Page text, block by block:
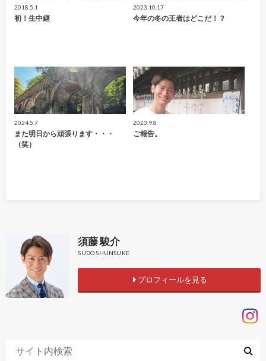
2018.5.1
初！生中継
2023.10.17
今年の冬の王者はどこだ！？
2024.5.7
また明日から頑張ります・・・
（笑）
2023.9.8
ご報告。
須藤 駿介
SUDO SHUNSUKE
プロフィールを見る